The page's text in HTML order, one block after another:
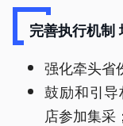
完善执行机制
强化牵头省
鼓励和引
店参加集采；